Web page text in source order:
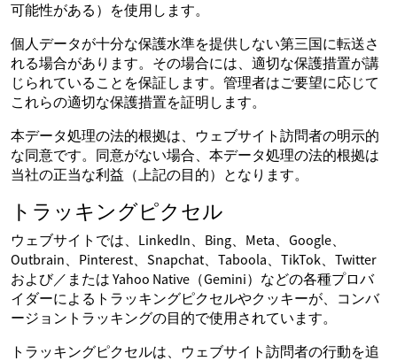
可能性がある）を使用します。
個人データが十分な保護水準を提供しない第三国に転送さ
れる場合があります。その場合には、適切な保護措置が講
じられていることを保証します。管理者はご要望に応じて
これらの適切な保護措置を証明します。
本データ処理の法的根拠は、ウェブサイト訪問者の明示的
な同意です。同意がない場合、本データ処理の法的根拠は
当社の正当な利益（上記の目的）となります。
トラッキングピクセル
ウェブサイトでは、LinkedIn、Bing、Meta、Google、
Outbrain、Pinterest、Snapchat、Taboola、TikTok、Twitter
および／または Yahoo Native（Gemini）などの各種プロバ
イダーによるトラッキングピクセルやクッキーが、コンバ
ージョントラッキングの目的で使用されています。
トラッキングピクセルは、ウェブサイト訪問者の行動を追